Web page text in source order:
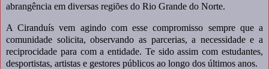
abrangência em diversas regiões do Rio Grande do Norte.
A Ciranduís vem agindo com esse compromisso sempre que a
comunidade solicita, observando as parcerias, a necessidade e a
reciprocidade para com a entidade. Te sido assim com estudantes,
desportistas, artistas e gestores públicos ao longo dos últimos anos.